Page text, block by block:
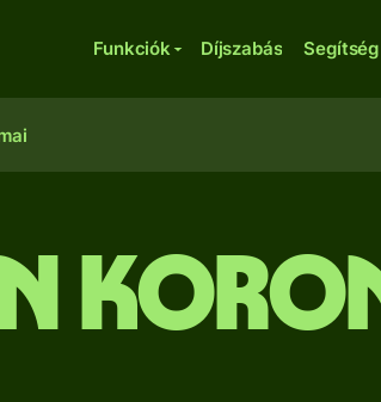
Funkciók Díjszabás Segítség